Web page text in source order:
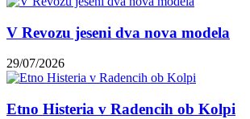
V Revozu jeseni dva nova modela
29/07/2026
Etno Histeria v Radencih ob Kolpi